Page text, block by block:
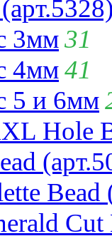
3мм31
4мм41
5 и 6мм
Hole
Bead
Cut